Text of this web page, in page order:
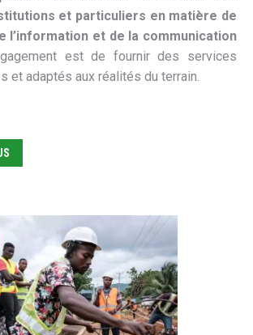
et particuliers en matière de
l’information et de la communication
est de fournir des services
et adaptés aux réalités du terrain.